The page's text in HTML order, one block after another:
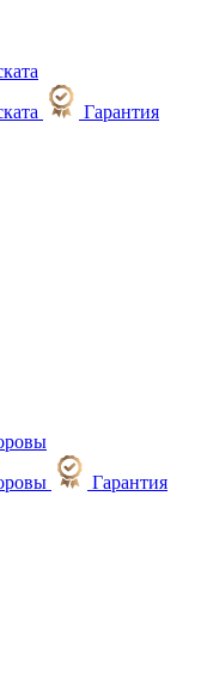
Гарантия
Гарантия